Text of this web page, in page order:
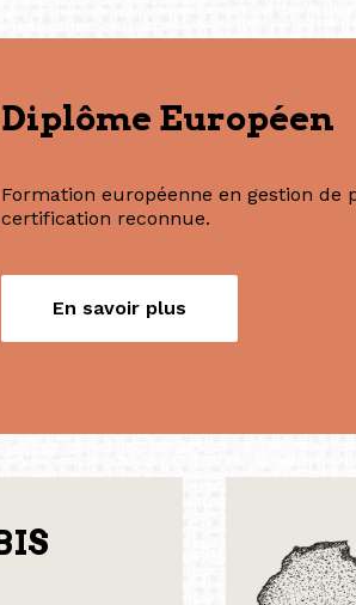
Formation européenne en gestion